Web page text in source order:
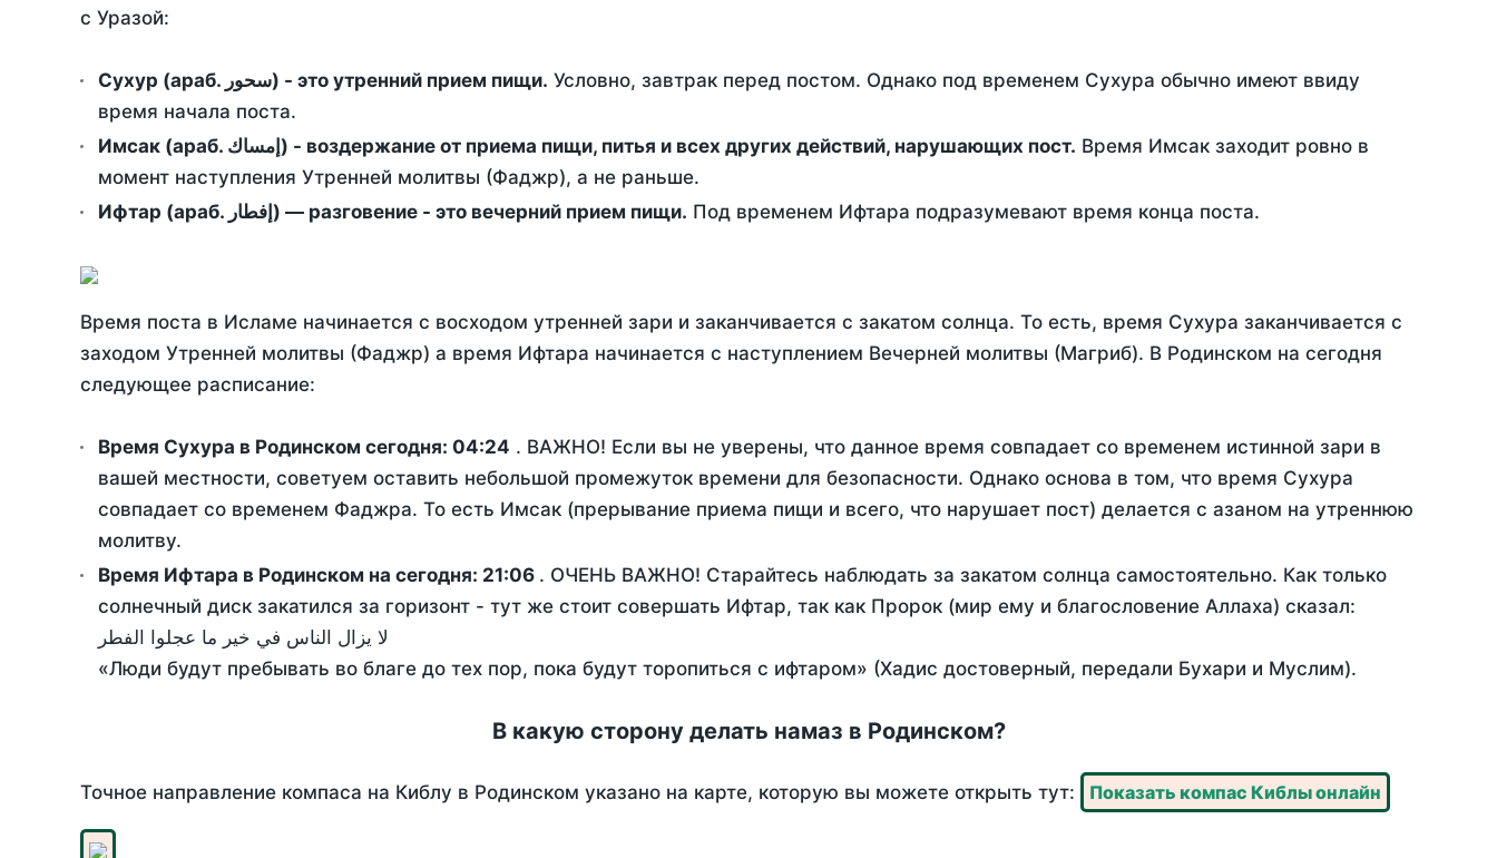
с Уразой:
Сухур (араб. سحور) - это утренний прием пищи. Условно, завтрак перед постом. Однако под временем Сухура обычно имеют ввиду
время начала поста.
Имсак (араб. إمساك) - воздержание от приема пищи, питья и всех других действий, нарушающих пост. Время Имсак заходит ровно в
момент наступления Утренней молитвы (Фаджр), а не раньше.
Ифтар (араб. إفطار) — разговение - это вечерний прием пищи. Под временем Ифтара подразумевают время конца поста.
Время поста в Исламе начинается с восходом утренней зари и заканчивается с закатом солнца. То есть, время Сухура заканчивается с
заходом Утренней молитвы (Фаджр) а время Ифтара начинается с наступлением Вечерней молитвы (Магриб). В Родинском на сегодня
следующее расписание:
Время Сухура в Родинском сегодня: 04:24 . ВАЖНО! Если вы не уверены, что данное время совпадает со временем истинной зари в
вашей местности, советуем оставить небольшой промежуток времени для безопасности. Однако основа в том, что время Сухура
совпадает со временем Фаджра. То есть Имсак (прерывание приема пищи и всего, что нарушает пост) делается с азаном на утреннюю
молитву.
Время Ифтара в Родинском на сегодня: 21:06 . ОЧЕНЬ ВАЖНО! Старайтесь наблюдать за закатом солнца самостоятельно. Как только
солнечный диск закатился за горизонт - тут же стоит совершать Ифтар, так как Пророк (мир ему и благословение Аллаха) сказал:
لا يزال الناس في خير ما عجلوا الفطر
«Люди будут пребывать во благе до тех пор, пока будут торопиться с ифтаром» (Хадис достоверный, передали Бухари и Муслим).
В какую сторону делать намаз в Родинском?
Точное направление компаса на Киблу в Родинском указано на карте, которую вы можете открыть тут: Показать компас Киблы онлайн